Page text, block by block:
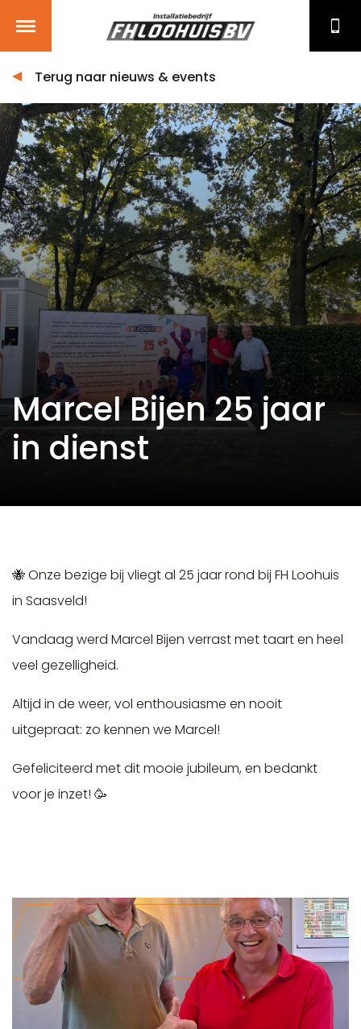
Terug naar nieuws & events
Marcel Bijen 25 jaar
in dienst
🐝 Onze bezige bij vliegt al 25 jaar rond bij FH Loohuis
in Saasveld!
Vandaag werd Marcel Bijen verrast met taart en heel
veel gezelligheid.
Altijd in de weer, vol enthousiasme en nooit
uitgepraat: zo kennen we Marcel!
Gefeliciteerd met dit mooie jubileum, en bedankt
voor je inzet! 🥳